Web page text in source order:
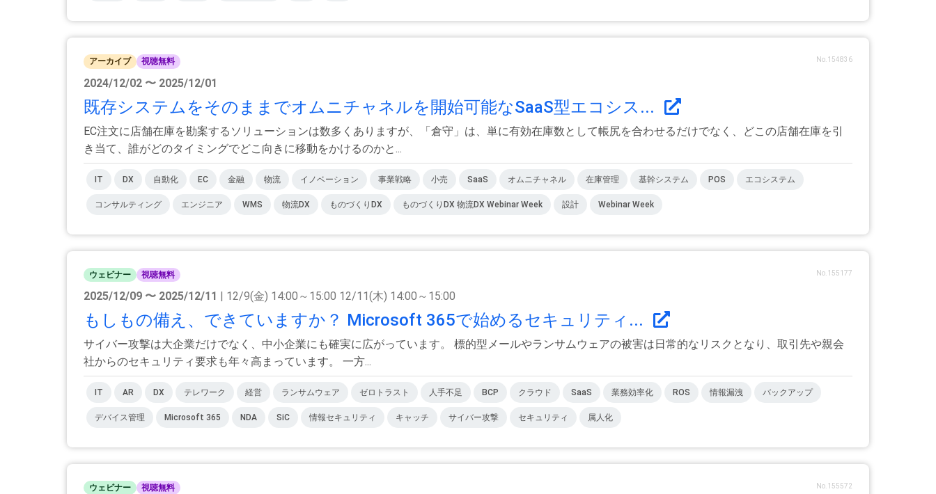
アーカイブ 視聴無料 No.154836
2024/12/02 〜 2025/12/01
既存システムをそのままでオムニチャネルを開始可能なSaaS型エコシス...
EC注文に店舗在庫を勘案するソリューションは数多くありますが、「倉守」は、単に有効在庫数として帳尻を合わせるだけでなく、どこの店舗在庫を引
き当て、誰がどのタイミングでどこ向きに移動をかけるのかと...
IT DX 自動化 EC 金融 物流 イノベーション 事業戦略 小売 SaaS オムニチャネル 在庫管理 基幹システム POS エコシステム
コンサルティング エンジニア WMS 物流DX ものづくりDX ものづくりDX 物流DX Webinar Week 設計 Webinar Week
ウェビナー 視聴無料 No.155177
2025/12/09 〜 2025/12/11 | 12/9(金) 14:00～15:00 12/11(木) 14:00～15:00
もしもの備え、できていますか？ Microsoft 365で始めるセキュリティ...
サイバー攻撃は大企業だけでなく、中小企業にも確実に広がっています。 標的型メールやランサムウェアの被害は日常的なリスクとなり、取引先や親会
社からのセキュリティ要求も年々高まっています。 一方...
IT AR DX テレワーク 経営 ランサムウェア ゼロトラスト 人手不足 BCP クラウド SaaS 業務効率化 ROS 情報漏洩 バックアップ
デバイス管理 Microsoft 365 NDA SiC 情報セキュリティ キャッチ サイバー攻撃 セキュリティ 属人化
ウェビナー 視聴無料 No.155572